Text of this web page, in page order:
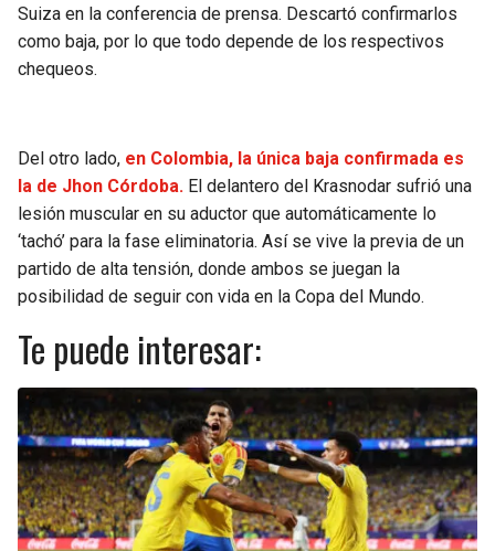
Suiza en la conferencia de prensa. Descartó confirmarlos
como baja, por lo que todo depende de los respectivos
chequeos.
Del otro lado, en Colombia, la única baja confirmada es
la de Jhon Córdoba. El delantero del Krasnodar sufrió una
lesión muscular en su aductor que automáticamente lo
‘tachó’ para la fase eliminatoria. Así se vive la previa de un
partido de alta tensión, donde ambos se juegan la
posibilidad de seguir con vida en la Copa del Mundo.
Te puede interesar: